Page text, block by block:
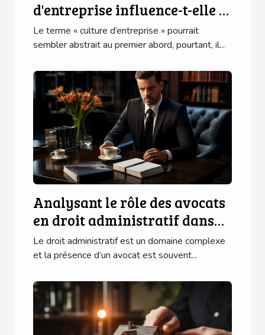
d'entreprise influence-t-elle le
progrès des affaires ?
Le terme « culture d’entreprise » pourrait
sembler abstrait au premier abord, pourtant, il...
Analysant le rôle des avocats
en droit administratif dans
divers domaines
Le droit administratif est un domaine complexe
et la présence d’un avocat est souvent...